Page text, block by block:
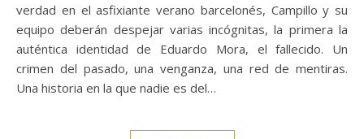
verdad en el asfixiante verano barcelonés, Campillo y su
equipo deberán despejar varias incógnitas, la primera la
auténtica identidad de Eduardo Mora, el fallecido. Un
crimen del pasado, una venganza, una red de mentiras.
Una historia en la que nadie es del…